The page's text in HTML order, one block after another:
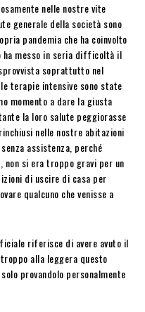
nelle nostre vite
generale della società sono
pandemia che ha coinvolto
messo in seria difficoltà il
soprattutto nel
terapie intensive sono state
momento a dare la giusta
la loro salute peggiorasse
nelle nostre abitazioni
assistenza, perché
non si era troppo gravi per un
di uscire di casa per
qualcuno che venisse a
riferisce di avere avuto il
alla leggera questo
provandolo personalmente